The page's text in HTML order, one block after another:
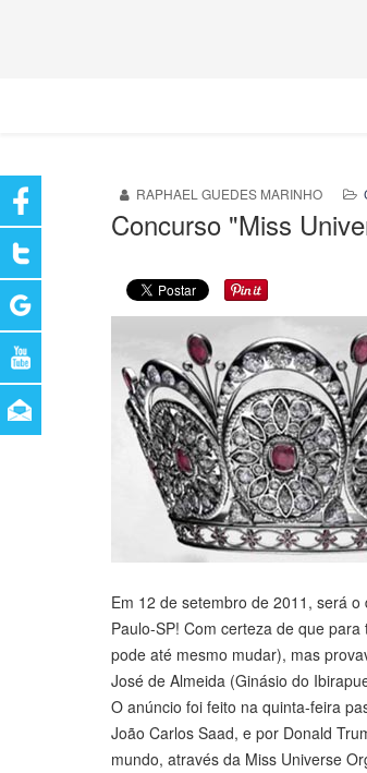
RAPHAEL GUEDES MARINHO
Concurso "Miss
Em 12 de setembro de 2011, será
Paulo-SP! Com certeza de que
pode até mesmo mudar), mas
José de Almeida (Ginásio do
O anúncio foi feito na quinta-feira
João Carlos Saad, e por Donald
mundo, através da Miss Universe